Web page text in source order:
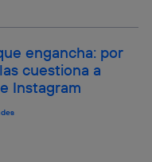
engancha: por
cuestiona a
Instagram